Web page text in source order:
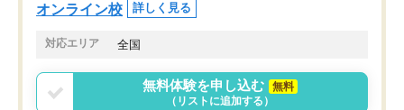
オンライン校 詳しく見る
対応エリア 全国
無料体験を申し込む
無料
（リストに追加する）